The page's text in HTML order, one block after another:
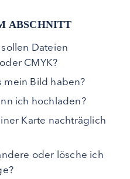
ABSCHNITT
Dateien
CMYK?
mein Bild haben?
ich hochladen?
Karte nachträglich
oder lösche ich